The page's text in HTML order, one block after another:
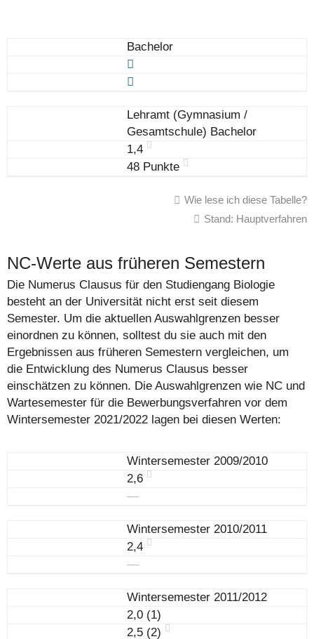
Bachelor
Lehramt (Gymnasium /
Gesamtschule) Bachelor
1,4
48 Punkte
Wie lese ich diese Tabelle?
Stand: Hauptverfahren
NC-Werte aus früheren Semestern
Die Numerus Clausus für den Studiengang Biologie
besteht an der Universität nicht erst seit diesem
Semester. Um die aktuellen Auswahlgrenzen besser
einordnen zu können, solltest du sie auch mit den
Ergebnissen aus früheren Semestern vergleichen, um
die Entwicklung des Numerus Clausus besser
einschätzen zu können. Die Auswahlgrenzen wie NC und
Wartesemester für die Bewerbungsverfahren vor dem
Wintersemester 2021/2022 lagen bei diesen Werten:
Wintersemester 2009/2010
2,6
―
Wintersemester 2010/2011
2,4
―
Wintersemester 2011/2012
2,0 (1)
2,5 (2)